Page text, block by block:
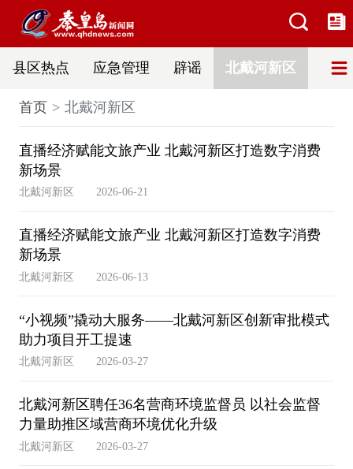
县区热点 应急管理 辟谣 北戴河新区
首页 北戴河新区
直播经济赋能文旅产业 北戴河新区打造数字消费
新场景
北戴河新区 2026-06-21
直播经济赋能文旅产业 北戴河新区打造数字消费
新场景
北戴河新区 2026-06-13
“小视频”撬动大服务——北戴河新区创新审批模式
助力项目开工提速
北戴河新区 2026-03-27
北戴河新区聘任36名营商环境监督员 以社会监督
力量助推区域营商环境优化升级
北戴河新区 2026-03-27